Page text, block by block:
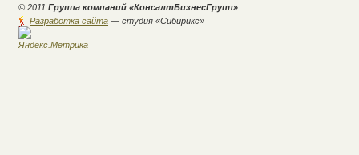
© 2011 Группа компаний «КонсалтБизнесГрупп»
Разработка сайта — студия «Cибирикс»